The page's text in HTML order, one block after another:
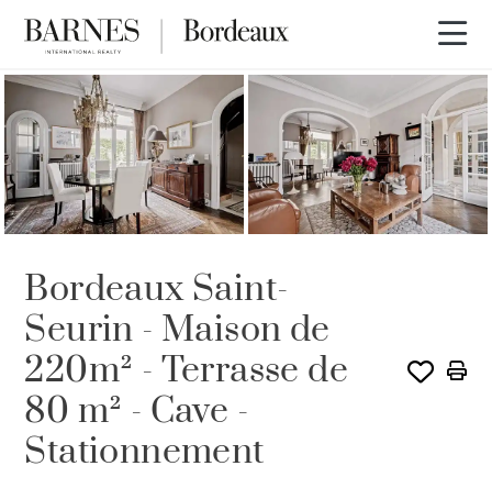
Bordeaux Saint-
Seurin - Maison de
220m² - Terrasse de
80 m² - Cave -
Stationnement